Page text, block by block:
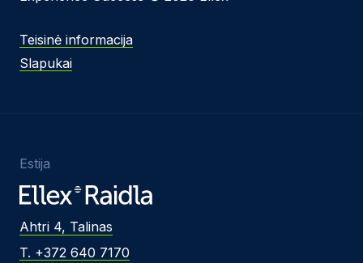
Teisinė informacija
Slapukai
Estija
Ahtri 4, Talinas
T. +372 640 7170